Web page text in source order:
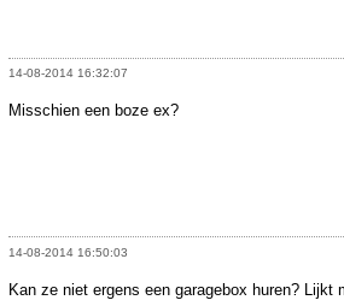
14-08-2014 16:32:07
Misschien een boze ex?
14-08-2014 16:50:03
Kan ze niet ergens een garagebox huren? Lijkt